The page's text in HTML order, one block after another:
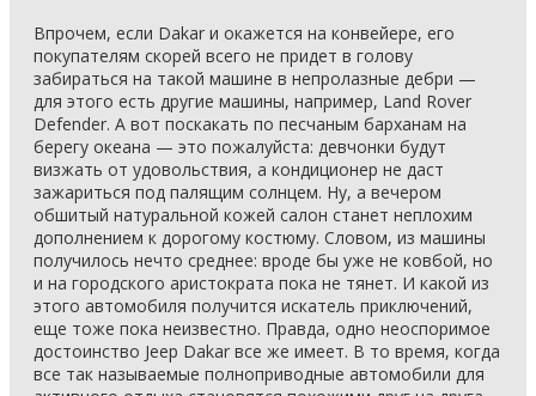
Впрочем, если Dakar и окажется на конвейере, его
покупателям скорей всего не придет в голову
забираться на такой машине в непролазные дебри —
для этого есть другие машины, например, Land Rover
Defender. А вот поскакать по песчаным барханам на
берегу океана — это пожалуйста: девчонки будут
визжать от удовольствия, а кондиционер не даст
зажариться под палящим солнцем. Ну, а вечером
обшитый натуральной кожей салон станет неплохим
дополнением к дорогому костюму. Словом, из машины
получилось нечто среднее: вроде бы уже не ковбой, но
и на городского аристократа пока не тянет. И какой из
этого автомобиля получится искатель приключений,
еще тоже пока неизвестно. Правда, одно неоспоримое
достоинство Jeep Dakar все же имеет. В то время, когда
все так называемые полноприводные автомобили для